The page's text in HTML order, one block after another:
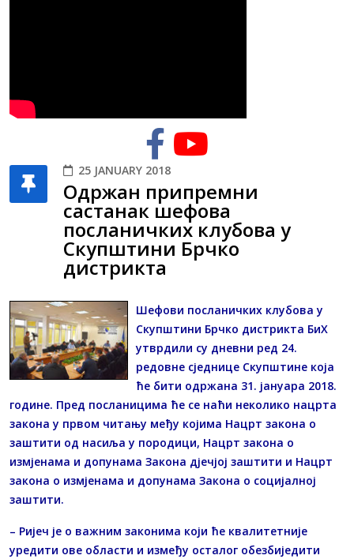
25 JANUARY 2018
Одржан припремни
састанак шефова
посланичких клубова у
Скупштини Брчко
дистрикта
Шефови посланичких клубова у
Скупштини Брчко дистрикта БиХ
утврдили су дневни ред 24.
редовне сједнице Скупштине која
ће бити одржана 31. јануара 2018.
године. Пред посланицима ће се наћи неколико нацрта
закона у првом читању међу којима Нацрт закона о
заштити од насиља у породици, Нацрт закона о
измјенама и допунама Закона дјечјој заштити и Нацрт
закона о измјенама и допунама Закона о социјалној
заштити.
– Ријеч је о важним законима који ће квалитетније
уредити ове области и између осталог обезбиједити